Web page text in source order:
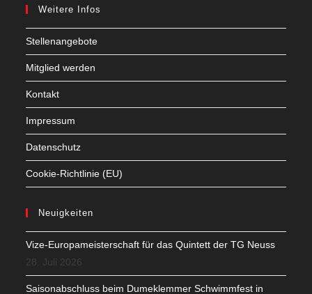
Weitere Infos
Stellenangebote
Mitglied werden
Kontakt
Impressum
Datenschutz
Cookie-Richtlinie (EU)
Neuigkeiten
Vize-Europameisterschaft für das Quintett der TG Neuss
28. Juli 2026
Saisonabschluss beim Dumeklemmer Schwimmfest in